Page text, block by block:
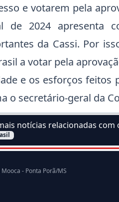
e votarem pela
de 2024 apresenta
da Cassi. Por
a votar pela
e os esforços feitos
o secretário-geral da
notícias relacionadas com
pelo assunto:
- Ponta Porã/MS